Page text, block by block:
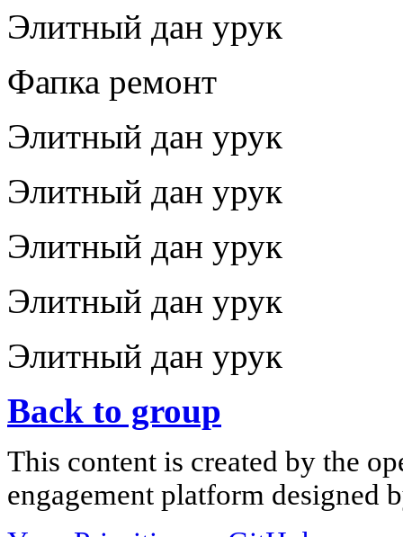
Элитный дан урук
Фапка ремонт
Элитный дан урук
Элитный дан урук
Элитный дан урук
Элитный дан урук
Элитный дан урук
Back to group
This content is created by the
engagement platform designed